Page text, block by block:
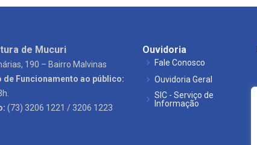
de Mucuri
190 – Bairro Malvinas
de Funcionamento ao público:
(73) 3206 1221 / 3206 1223
Ouvidoria
Fale Conosco
Ouvidoria Geral
SIC - Serviço de
Informação